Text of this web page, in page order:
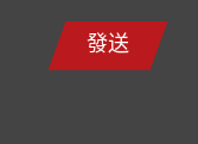
發送